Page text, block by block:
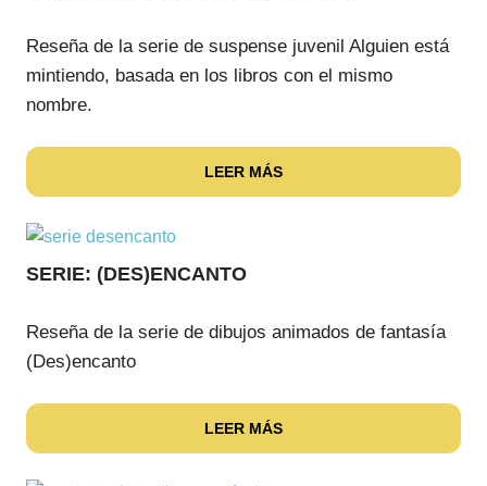
Reseña de la serie de suspense juvenil Alguien está
mintiendo, basada en los libros con el mismo
nombre.
LEER MÁS
SERIE: (DES)ENCANTO
Reseña de la serie de dibujos animados de fantasía
(Des)encanto
LEER MÁS